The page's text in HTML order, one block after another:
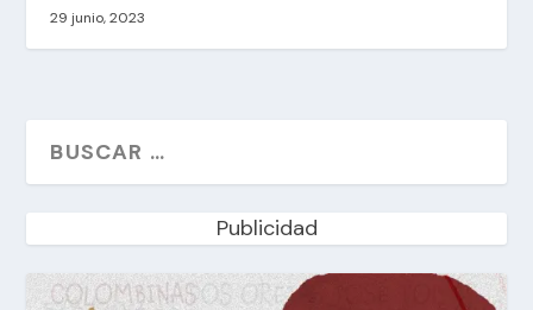
29 junio, 2023
Publicidad